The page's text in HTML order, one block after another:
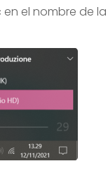
en el nombre de